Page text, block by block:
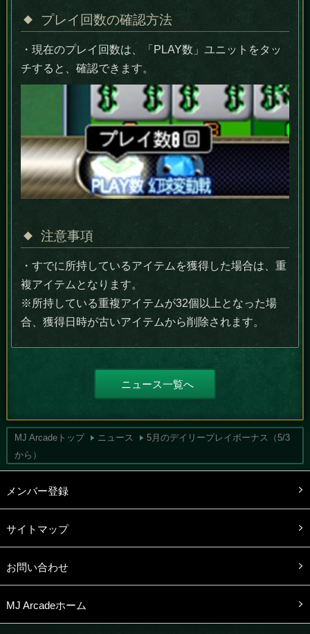
プレイ回数の確認方法
・現在のプレイ回数は、「PLAY数」ユニットをタッ
チすると、確認できます。
注意事項
・すでに所持しているアイテムを獲得した場合は、重
複アイテムとなります。
※所持している重複アイテムが32個以上となった場
合、獲得日時が古いアイテムから削除されます。
ニュース一覧へ
MJ Arcadeトップ ニュース
5月のデイリープレイボーナス（5/3
から）
メンバー登録
サイトマップ
お問い合わせ
MJ Arcadeホーム